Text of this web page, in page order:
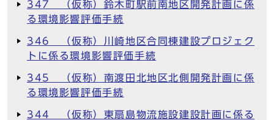
347 （仮称）鈴木町駅前南地区開発計画に係
る環境影響評価手続
346 （仮称）川崎地区合同棟建設プロジェク
トに係る環境影響評価手続
345 （仮称）南渡田北地区北側開発計画に係
る環境影響評価手続
344 （仮称）東扇島物流施設建設計画に係る